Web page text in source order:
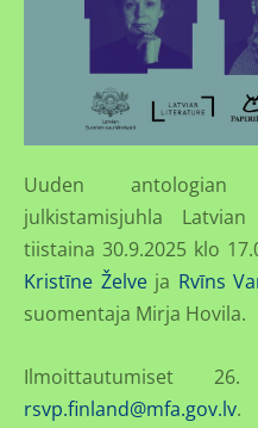
Uuden
julkistamisjuhla Latvian
tiistaina 30.9.2025 klo
Kristīne Želveja Rvīns
suomentaja Mirja Hovila.
Ilmoittautumiset
rsvp.finland@mfa.gov.lv.